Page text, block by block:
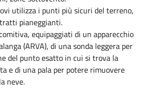
utilizza i punti più sicuri del terreno,
pianeggianti.
equipaggiati di un apparecchio
(ARVA), di una sonda leggera per
del punto esatto in cui si trova la
e di una pala per potere rimuovere
neve.